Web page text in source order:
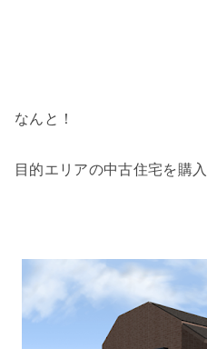
なんと！
目的エリアの中古住宅を購